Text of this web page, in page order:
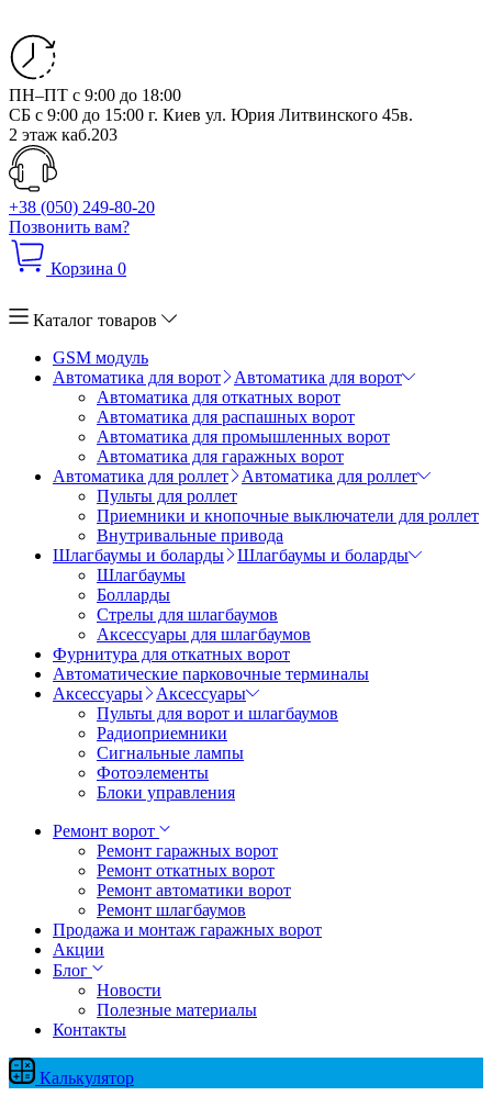
ПН–ПТ с 9:00 до 18:00
СБ с 9:00 до 15:00 г. Киев ул. Юрия Литвинского 45в.
2 этаж каб.203
+38 (050) 249-80-20
Позвонить вам?
Корзина 0
Каталог товаров
GSM модуль
Автоматика для ворот
Автоматика для ворот
Автоматика для откатных ворот
Автоматика для распашных ворот
Автоматика для промышленных ворот
Автоматика для гаражных ворот
Автоматика для роллет
Автоматика для роллет
Пульты для роллет
Приемники и кнопочные выключатели для роллет
Внутривальные привода
Шлагбаумы и боларды
Шлагбаумы и боларды
Шлагбаумы
Болларды
Стрелы для шлагбаумов
Аксессуары для шлагбаумов
Фурнитура для откатных ворот
Автоматические парковочные терминалы
Аксессуары
Аксессуары
Пульты для ворот и шлагбаумов
Радиоприемники
Сигнальные лампы
Фотоэлементы
Блоки управления
Ремонт ворот
Ремонт гаражных ворот
Ремонт откатных ворот
Ремонт автоматики ворот
Ремонт шлагбаумов
Продажа и монтаж гаражных ворот
Акции
Блог
Новости
Полезные материалы
Контакты
Калькулятор